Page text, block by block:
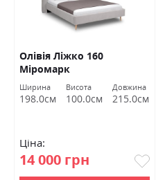
Олівія Ліжко 160
Міромарк
Ширина
198.0см
Висота
100.0см
Довжина
215.0см
Ціна:
14 000 грн